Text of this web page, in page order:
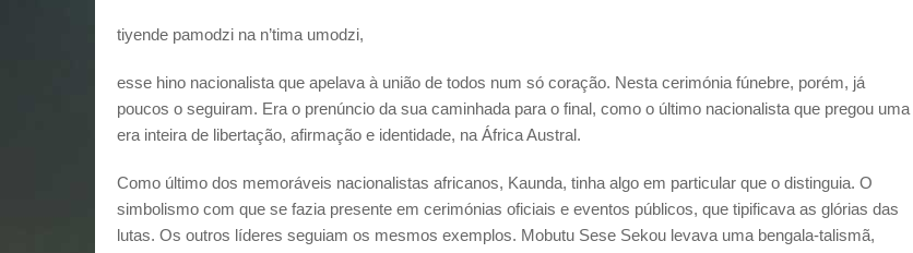
tiyende pamodzi na n’tima umodzi,
esse hino nacionalista que apelava à união de todos num só coração. Nesta cerimónia fúnebre, porém, já
poucos o seguiram. Era o prenúncio da sua caminhada para o final, como o último nacionalista que pregou uma
era inteira de libertação, afirmação e identidade, na África Austral.
Como último dos memoráveis nacionalistas africanos, Kaunda, tinha algo em particular que o distinguia. O
simbolismo com que se fazia presente em cerimónias oficiais e eventos públicos, que tipificava as glórias das
lutas. Os outros líderes seguiam os mesmos exemplos. Mobutu Sese Sekou levava uma bengala-talismã,